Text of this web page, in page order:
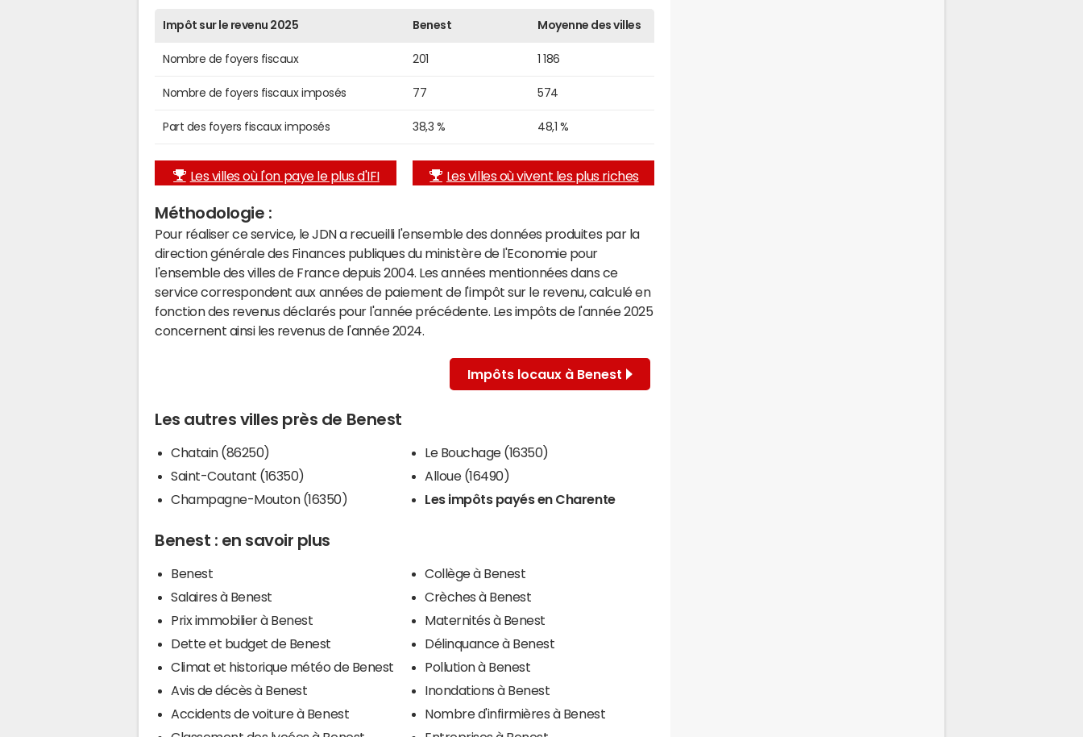
Impôt sur le revenu 2025 Benest Moyenne des villes
Nombre de foyers fiscaux 201 1 186
Nombre de foyers fiscaux imposés 77 574
Part des foyers fiscaux imposés 38,3 % 48,1 %
Les villes où l'on paye le plus d'IFI Les villes où vivent les plus riches
Méthodologie :
Pour réaliser ce service, le JDN a recueilli l'ensemble des données produites par la
direction générale des Finances publiques du ministère de l'Economie pour
l'ensemble des villes de France depuis 2004. Les années mentionnées dans ce
service correspondent aux années de paiement de l'impôt sur le revenu, calculé en
fonction des revenus déclarés pour l'année précédente. Les impôts de l'année 2025
concernent ainsi les revenus de l'année 2024.
Impôts locaux à Benest
Les autres villes près de Benest
Chatain (86250)
Saint-Coutant (16350)
Champagne-Mouton (16350)
Le Bouchage (16350)
Alloue (16490)
Les impôts payés en Charente
Benest : en savoir plus
Benest
Salaires à Benest
Prix immobilier à Benest
Dette et budget de Benest
Climat et historique météo de Benest
Avis de décès à Benest
Accidents de voiture à Benest
Collège à Benest
Crèches à Benest
Maternités à Benest
Délinquance à Benest
Pollution à Benest
Inondations à Benest
Nombre d'infirmières à Benest